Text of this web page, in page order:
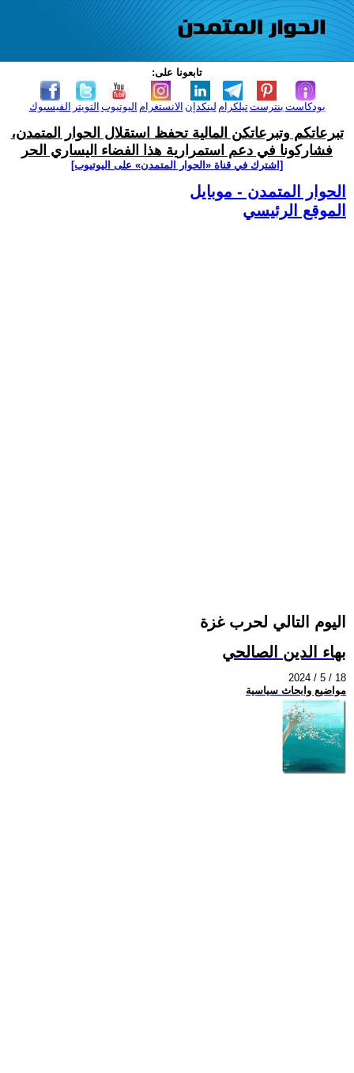
تابعونا على:
الفيسبوك التويتر اليوتيوب الانستغرام لينكدإن تيلكرامبنترست بودكاست
تبرعاتكم وتبرعاتكن المالية تحفظ استقلال الحوار المتمدن،
فشاركونا في دعم استمرارية هذا الفضاء اليساري الحر
[اشترك في قناة ‫«الحوار المتمدن» على اليوتيوب]
الحوار المتمدن - موبايل
الموقع الرئيسي
اليوم التالي لحرب غزة
بهاء الدين الصالحي
2024 / 5 / 18
مواضيع وابحاث سياسية